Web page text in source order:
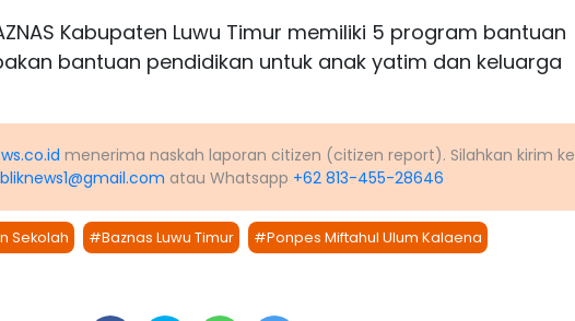
Kabupaten Luwu Timur memiliki 5 program bantuan
bantuan pendidikan untuk anak yatim dan keluarga
menerima naskah laporan citizen (citizen report). Silahkan kirim ke
atau Whatsapp +62 813-455-28646
Sekolah #Baznas Luwu Timur #Ponpes Miftahul Ulum Kalaena